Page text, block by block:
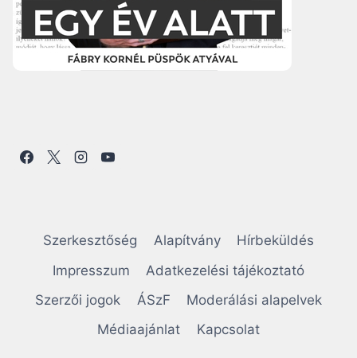
Szerkesztőség Alapítvány
Hírbeküldés
Impresszum
Adatkezelési tájékoztató
Szerzői jogok
ÁSzF
Moderálási alapelvek
Médiaajánlat
Kapcsolat